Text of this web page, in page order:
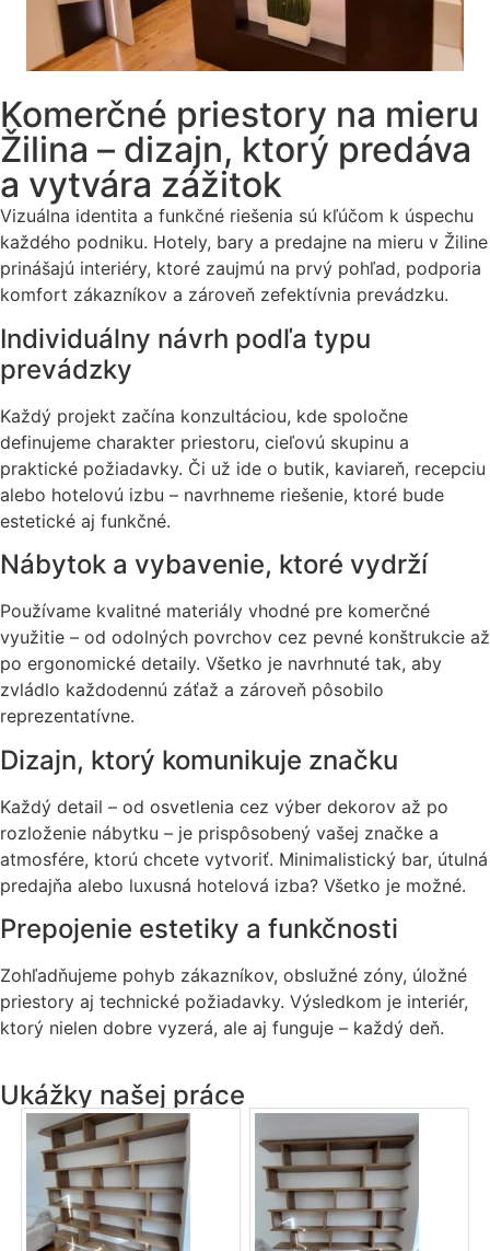
Komerčné priestory na mieru
Žilina – dizajn, ktorý predáva
a vytvára zážitok
Vizuálna identita a funkčné riešenia sú kľúčom k úspechu
každého podniku. Hotely, bary a predajne na mieru v Žiline
prinášajú interiéry, ktoré zaujmú na prvý pohľad, podporia
komfort zákazníkov a zároveň zefektívnia prevádzku.
Individuálny návrh podľa typu
prevádzky
Každý projekt začína konzultáciou, kde spoločne
definujeme charakter priestoru, cieľovú skupinu a
praktické požiadavky. Či už ide o butik, kaviareň, recepciu
alebo hotelovú izbu – navrhneme riešenie, ktoré bude
estetické aj funkčné.
Nábytok a vybavenie, ktoré vydrží
Používame kvalitné materiály vhodné pre komerčné
využitie – od odolných povrchov cez pevné konštrukcie až
po ergonomické detaily. Všetko je navrhnuté tak, aby
zvládlo každodennú záťaž a zároveň pôsobilo
reprezentatívne.
Dizajn, ktorý komunikuje značku
Každý detail – od osvetlenia cez výber dekorov až po
rozloženie nábytku – je prispôsobený vašej značke a
atmosfére, ktorú chcete vytvoriť. Minimalistický bar, útulná
predajňa alebo luxusná hotelová izba? Všetko je možné.
Prepojenie estetiky a funkčnosti
Zohľadňujeme pohyb zákazníkov, obslužné zóny, úložné
priestory aj technické požiadavky. Výsledkom je interiér,
ktorý nielen dobre vyzerá, ale aj funguje – každý deň.
Ukážky našej práce